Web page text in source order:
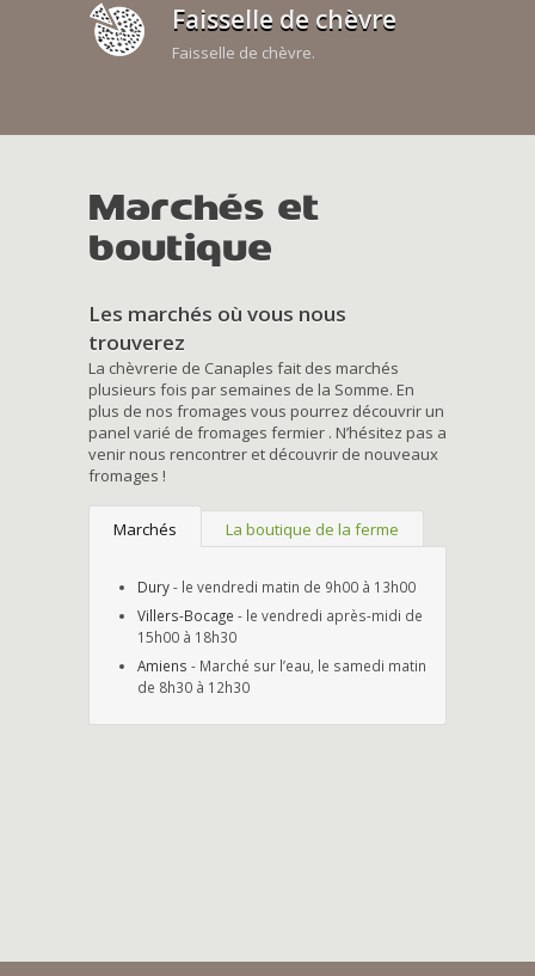
Faisselle de chèvre
Faisselle de chèvre.
Marchés et
boutique
Les marchés où vous nous
trouverez
La chèvrerie de Canaples fait des marchés
plusieurs fois par semaines de la Somme. En
plus de nos fromages vous pourrez découvrir un
panel varié de fromages fermier . N’hésitez pas a
venir nous rencontrer et découvrir de nouveaux
fromages !
Marchés La boutique de la ferme
Dury- le vendredi matin de 9h00 à 13h00
Villers-Bocage - le vendredi après-midi de
15h00 à 18h30
Amiens - Marché sur l’eau, le samedi matin
de 8h30 à 12h30